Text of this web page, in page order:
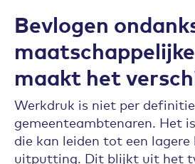
Bevlogen
maakt het
Werkdruk is niet per
gemeenteambtenaren. Het
die kan leiden tot een lagere
uitputting. Dit blijkt uit het